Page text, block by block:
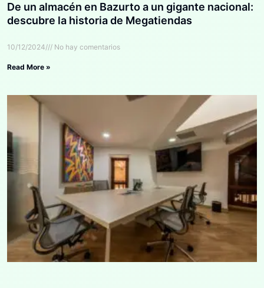
De un almacén en Bazurto a un gigante nacional:
descubre la historia de Megatiendas
10/12/2024 No hay comentarios
Read More »